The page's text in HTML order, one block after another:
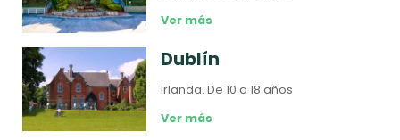
Ver más
Dublín
Irlanda.De 10 a 18 años
Ver más